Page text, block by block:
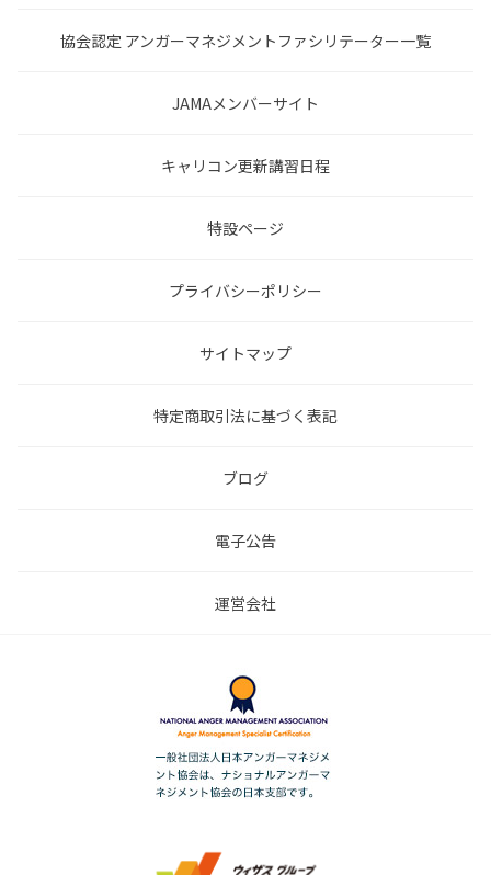
協会認定 アンガーマネジメントファシリテーター一覧
JAMAメンバーサイト
キャリコン更新講習日程
特設ページ
プライバシーポリシー
サイトマップ
特定商取引法に基づく表記
ブログ
電子公告
運営会社